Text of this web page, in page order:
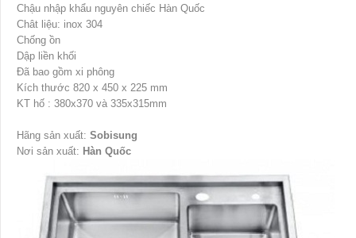
Chậu nhập khẩu nguyên chiếc Hàn Quốc
Chât liệu: inox 304
Chống ồn
Dập liền khối
Đã bao gồm xi phông
Kích thước 820 x 450 x 225 mm
KT hố : 380x370 và 335x315mm
Hãng sản xuất: Sobisung
Nơi sản xuất: Hàn Quốc